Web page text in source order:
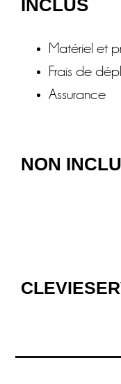
INCLUS
Matériel et
Frais de
Assurance
NON